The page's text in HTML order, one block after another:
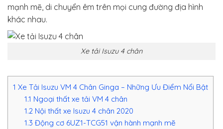
mạnh mẽ, di chuyển êm trên mọi cung đường địa hình
khác nhau.
Xe tải Isuzu 4 chân
1 Xe Tải Isuzu VM 4 Chân Ginga – Những Ưu Điểm Nổi Bật
1.1 Ngoại thất xe tải VM 4 chân
1.2 Nội thất xe Isuzu 4 chân 2020
1.3 Động cơ 6UZ1-TCG51 vận hành mạnh mẽ